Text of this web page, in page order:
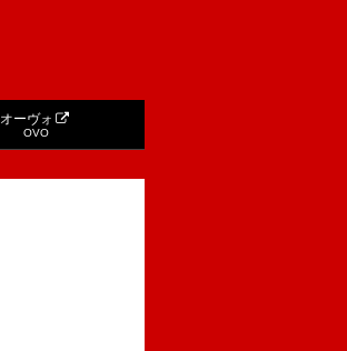
オーヴォ
OVO